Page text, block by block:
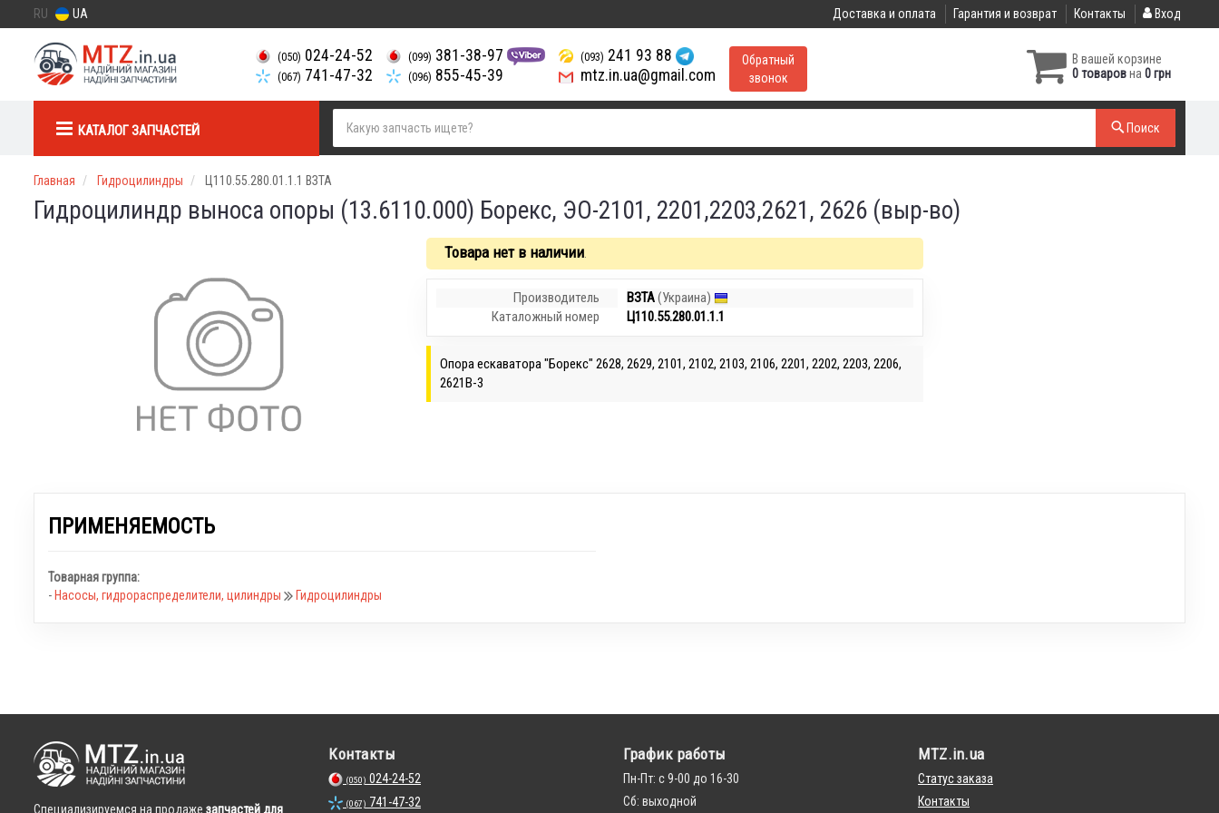
RU UA Доставка и оплата Гарантия и возврат Контакты Вход
(050) 024-24-52
(067) 741-47-32
(099) 381-38-97
(096) 855-45-39
(093) 241 93 88
mtz.in.ua@gmail.com
Обратный
звонок
В вашей корзине
0 товаровна 0 грн
КАТАЛОГ ЗАПЧАСТЕЙ Поиск
Главная Гидроцилиндры Ц110.55.280.01.1.1 ВЗТА
Гидроцилиндр выноса опоры (13.6110.000) Борекс, ЭО-2101, 2201,2203,2621, 2626 (выр-во)
Товара нет в наличии
Производитель ВЗТА(Украина)
Каталожный номер
Ц110.55.280.01.1.1
Опора ескаватора "Борекс" 2628, 2629, 2101, 2102, 2103, 2106, 2201, 2202, 2203, 2206,
2621В-3
ПРИМЕНЯЕМОСТЬ
Товарная группа:
- Насосы, гидрораспределители, цилиндры Гидроцилиндры
Cпециализируемся на продаже запчастей для
Контакты
(050) 024-24-52
(067) 741-47-32
График работы
Пн-Пт: с 9-00 до 16-30
Сб: выходной
MTZ.in.ua
Статус заказа
Контакты